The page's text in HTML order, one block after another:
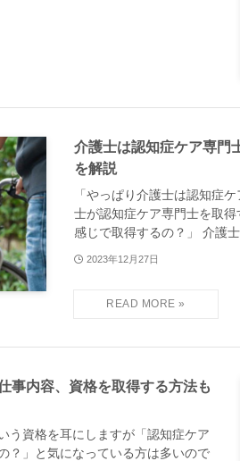
介護士は認知症ケア専門
を解説
「やっぱり介護士は認知症
士が認知症ケア専門士を取
感じで取得するの？」 介護
2023年12月27日
事内容、資格を取得する方法も
う資格を耳にしますが「認知症ケア
？」と気になっている方は多いので